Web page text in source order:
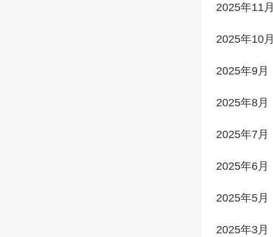
2025年11月
2025年10月
2025年9月
2025年8月
2025年7月
2025年6月
2025年5月
2025年3月